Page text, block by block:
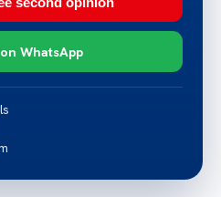
WhatsApp